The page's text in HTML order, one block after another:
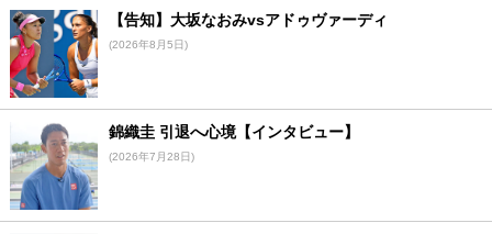
【告知】大坂なおみvsアドゥヴァーディ
(2026年8月5日)
錦織圭 引退へ心境【インタビュー】
(2026年7月28日)